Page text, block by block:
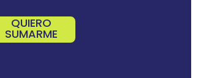
QUIERO
SUMARME